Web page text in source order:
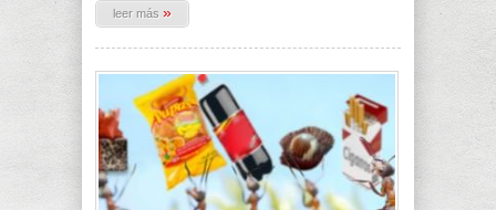
leer más »